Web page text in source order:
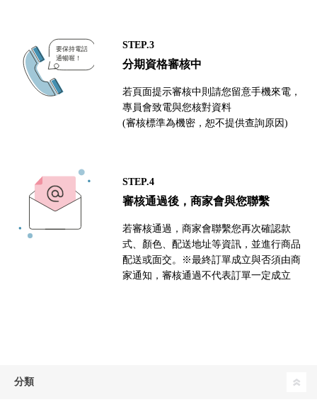
STEP.3
分期資格審核中
若頁面提示審核中則請您留意手機來電，
專員會致電與您核對資料
(審核標準為機密，恕不提供查詢原因)
STEP.4
審核通過後，商家會與您聯繫
若審核通過，商家會聯繫您再次確認款
式、顏色、配送地址等資訊，並進行商品
配送或面交。※最終訂單成立與否須由商
家通知，審核通過不代表訂單一定成立
分類